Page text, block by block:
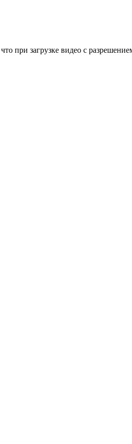
при загрузке видео с